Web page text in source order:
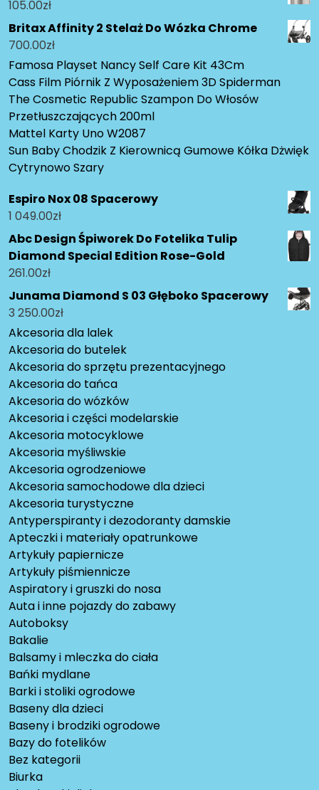
105.00zł
Britax Affinity 2 Stelaż Do Wózka Chrome
700.00zł
Famosa Playset Nancy Self Care Kit 43Cm
Cass Film Piórnik Z Wyposażeniem 3D Spiderman
The Cosmetic Republic Szampon Do Włosów
Przetłuszczających 200ml
Mattel Karty Uno W2087
Sun Baby Chodzik Z Kierownicą Gumowe Kółka Dżwięk
Cytrynowo Szary
Espiro Nox 08 Spacerowy
1 049.00zł
Abc Design Śpiworek Do Fotelika Tulip
Diamond Special Edition Rose-Gold
261.00zł
Junama Diamond S 03 Głęboko Spacerowy
3 250.00zł
Akcesoria dla lalek
Akcesoria do butelek
Akcesoria do sprzętu prezentacyjnego
Akcesoria do tańca
Akcesoria do wózków
Akcesoria i części modelarskie
Akcesoria motocyklowe
Akcesoria myśliwskie
Akcesoria ogrodzeniowe
Akcesoria samochodowe dla dzieci
Akcesoria turystyczne
Antyperspiranty i dezodoranty damskie
Apteczki i materiały opatrunkowe
Artykuły papiernicze
Artykuły piśmiennicze
Aspiratory i gruszki do nosa
Auta i inne pojazdy do zabawy
Autoboksy
Bakalie
Balsamy i mleczka do ciała
Bańki mydlane
Barki i stoliki ogrodowe
Baseny dla dzieci
Baseny i brodziki ogrodowe
Bazy do fotelików
Bez kategorii
Biurka